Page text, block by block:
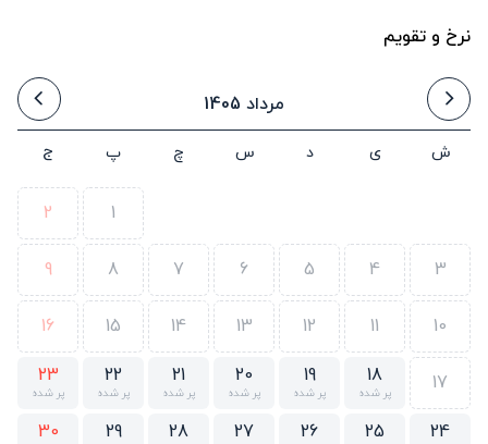
نرخ و تقویم
مرداد 1405
ش ی د س چ پ ج
1
2
3
4
5
6
7
8
9
10
11
12
13
14
15
16
17
18
پر شده
19
پر شده
20
پر شده
21
پر شده
22
پر شده
23
پر شده
24
25
26
27
28
29
30